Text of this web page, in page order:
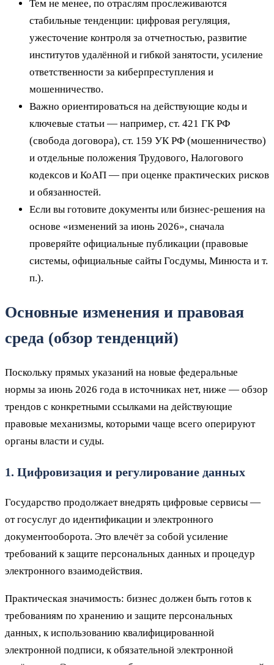
Тем не менее, по отраслям прослеживаются
стабильные тенденции: цифровая регуляция,
ужесточение контроля за отчетностью, развитие
институтов удалённой и гибкой занятости, усиление
ответственности за киберпреступления и
мошенничество.
Важно ориентироваться на действующие коды и
ключевые статьи — например, ст. 421 ГК РФ
(свобода договора), ст. 159 УК РФ (мошенничество)
и отдельные положения Трудового, Налогового
кодексов и КоАП — при оценке практических рисков
и обязанностей.
Если вы готовите документы или бизнес-решения на
основе «изменений за июнь 2026», сначала
проверяйте официальные публикации (правовые
системы, официальные сайты Госдумы, Минюста и т.
п.).
Основные изменения и правовая
среда (обзор тенденций)
Поскольку прямых указаний на новые федеральные
нормы за июнь 2026 года в источниках нет, ниже — обзор
трендов с конкретными ссылками на действующие
правовые механизмы, которыми чаще всего оперируют
органы власти и суды.
1. Цифровизация и регулирование данных
Государство продолжает внедрять цифровые сервисы —
от госуслуг до идентификации и электронного
документооборота. Это влечёт за собой усиление
требований к защите персональных данных и процедур
электронного взаимодействия.
Практическая значимость: бизнес должен быть готов к
требованиям по хранению и защите персональных
данных, к использованию квалифицированной
электронной подписи, к обязательной электронной